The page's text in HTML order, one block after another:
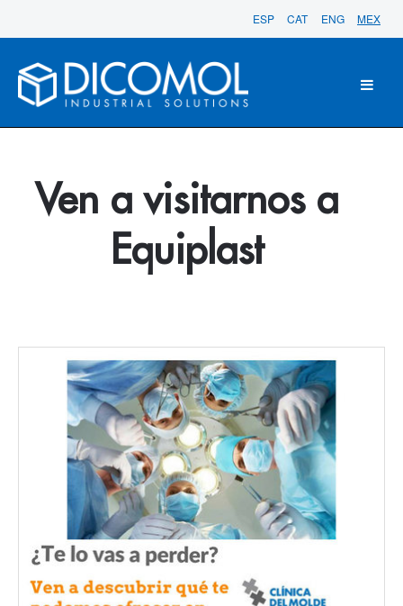
ESP CAT ENG MEX
Ven a visitarnos a
Equiplast